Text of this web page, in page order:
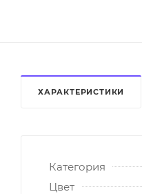
ХАРАКТЕРИСТИКИ
Категория
Цвет